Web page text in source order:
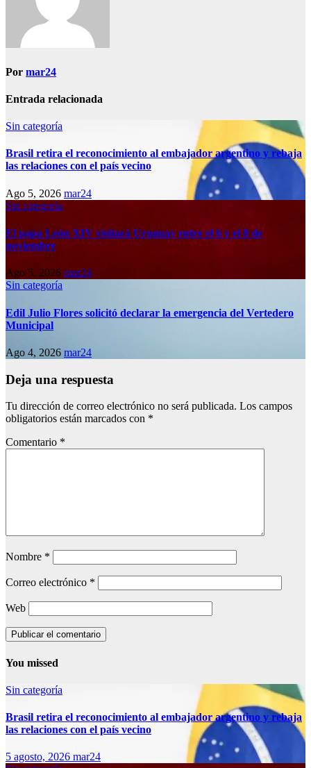
Por mar24
Entrada relacionada
Sin categoría
Brasil retira el reconocimiento al embajador argentino y rebaja
las relaciones con el país vecino
Ago 5, 2026 mar24
Sin categoría
El papa León XIV visitará Uruguay entre el 6 y el 8 de
noviembre
Ago 5, 2026 mar24
Sin categoría
Edil Julio Flores solicitó declarar la emergencia del Vertedero
Municipal
Ago 4, 2026 mar24
Deja una respuesta
Tu dirección de correo electrónico no será publicada. Los campos
obligatorios están marcados con *
Comentario *
Nombre *
Correo electrónico *
Web
You missed
Sin categoría
Brasil retira el reconocimiento al embajador argentino y rebaja
las relaciones con el país vecino
5 agosto, 2026 mar24